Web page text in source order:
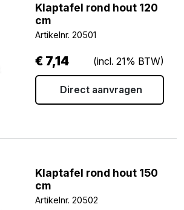
Klaptafel rond hout 120
cm
Artikelnr. 20501
€ 7,14 (incl. 21% BTW)
Direct aanvragen
Klaptafel rond hout 150
cm
Artikelnr. 20502